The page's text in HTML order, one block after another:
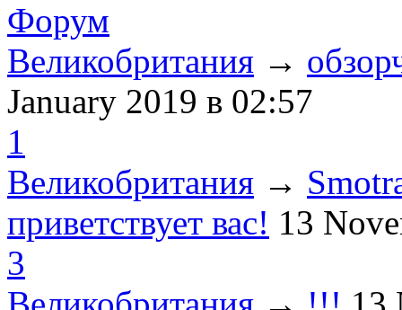
Форум
Великобритания →
January 2019 в 02:57
1
Великобритания →
приветствует вас! 13
3